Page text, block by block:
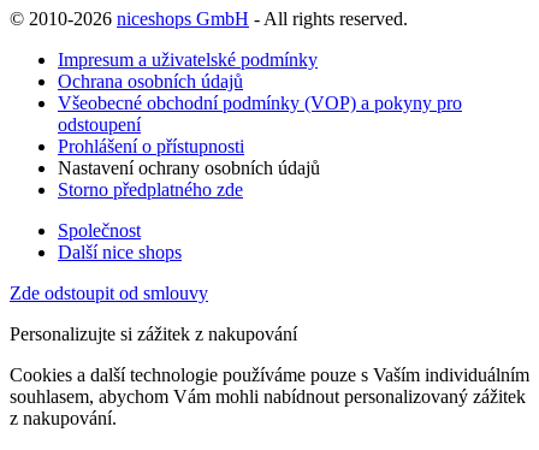
© 2010-2026 niceshops GmbH - All rights reserved.
Impresum a uživatelské podmínky
Ochrana osobních údajů
Všeobecné obchodní podmínky (VOP) a pokyny pro
odstoupení
Prohlášení o přístupnosti
Nastavení ochrany osobních údajů
Storno předplatného zde
Společnost
Další nice shops
Zde odstoupit od smlouvy
Personalizujte si zážitek z nakupování
Cookies a další technologie používáme pouze s Vaším individuálním
souhlasem, abychom Vám mohli nabídnout personalizovaný zážitek
z nakupování.